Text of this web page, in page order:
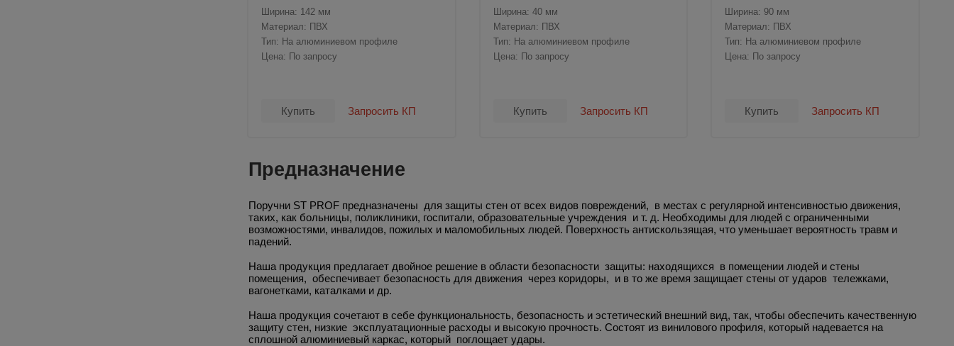
Ширина: 142 мм
Материал: ПВХ
Тип: На алюминиевом профиле
Цена: По запросу
Купить Запросить КП
Ширина: 40 мм
Материал: ПВХ
Тип: На алюминиевом профиле
Цена: По запросу
Купить Запросить КП
Ширина: 90 мм
Материал: ПВХ
Тип: На алюминиевом профиле
Цена: По запросу
Купить Запросить КП
Предназначение
Поручни ST PROF предназначены для защиты стен от всех видов повреждений, в местах с регулярной интенсивностью движения,
таких, как больницы, поликлиники, госпитали, образовательные учреждения и т. д. Необходимы для людей с ограниченными
возможностями, инвалидов, пожилых и маломобильных людей. Поверхность антискользящая, что уменьшает вероятность травм и
падений.
Наша продукция предлагает двойное решение в области безопасности защиты: находящихся в помещении людей и стены
помещения, обеспечивает безопасность для движения через коридоры, и в то же время защищает стены от ударов тележками,
вагонетками, каталками и др.
Наша продукция сочетают в себе функциональность, безопасность и эстетический внешний вид, так, чтобы обеспечить качественную
защиту стен, низкие эксплуатационные расходы и высокую прочность. Состоят из винилового профиля, который надевается на
сплошной алюминиевый каркас, который поглощает удары.